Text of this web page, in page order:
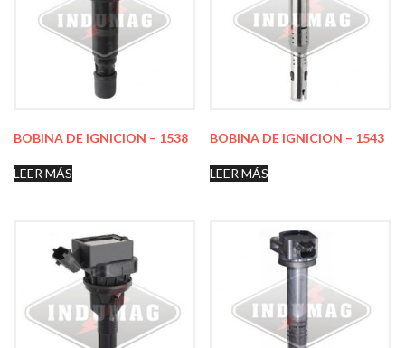
BOBINA DE IGNICION – 1538
LEER MÁS
BOBINA DE IGNICION – 1543
LEER MÁS